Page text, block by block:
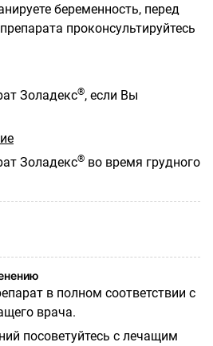
беременность, перед
проконсультируйтесь
Золадекс®, если Вы
Золадекс® во время грудного
в полном соответствии с
врача.
посоветуйтесь с лечащим